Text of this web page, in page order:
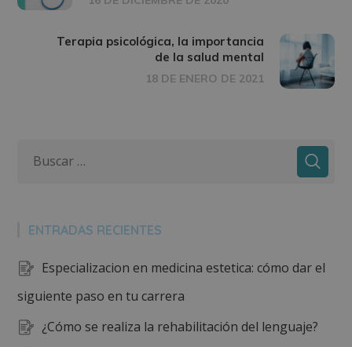
Terapia psicológica, la importancia
de la salud mental
18 DE ENERO DE 2021
ENTRADAS RECIENTES
Especializacion en medicina estetica: cómo dar el
siguiente paso en tu carrera
¿Cómo se realiza la rehabilitación del lenguaje?